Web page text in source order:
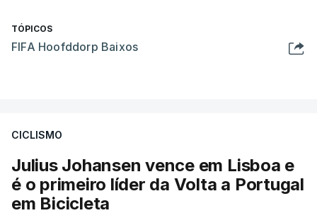
TÓPICOS
FIFA Hoofddorp Baixos
CICLISMO
Julius Johansen vence em Lisboa e
é o primeiro líder da Volta a Portugal
em Bicicleta